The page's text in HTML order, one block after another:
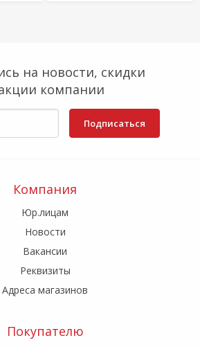
на новости, скидки
компании
Подписаться
Компания
Юр.лицам
Новости
Вакансии
Реквизиты
Адреса магазинов
Покупателю